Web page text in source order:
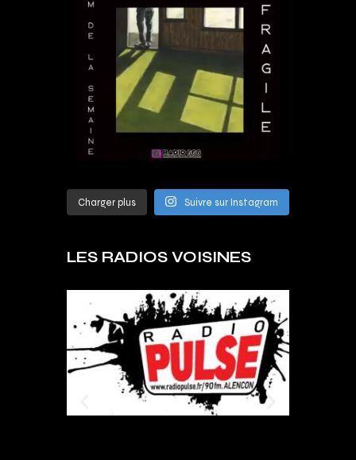
Charger plus Suivre sur Instagram
LES RADIOS VOISINES